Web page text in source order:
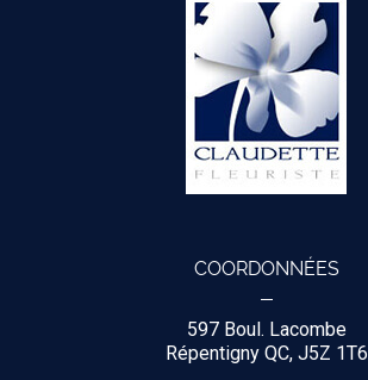
COORDONNÉES
597 Boul. Lacombe
Répentigny QC, J5Z 1T6